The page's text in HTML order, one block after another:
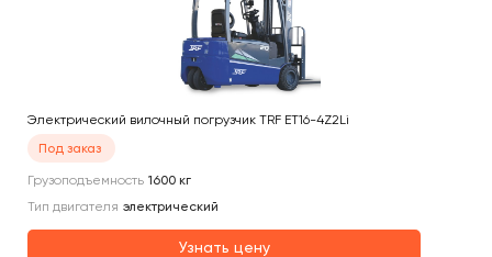
Электрический вилочный погрузчик TRF ET16-4Z2Li
Под заказ
Грузоподъемность 1600 кг
Тип двигателя электрический
Узнать цену